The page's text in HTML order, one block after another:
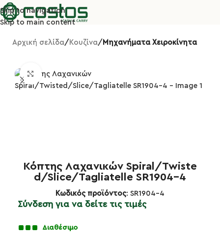
Skip to navigation
Skip to main content
Αρχική σελίδα Κουζίνα Μηχανήματα Χειροκίνητα
Κλικ για μεγέθυνση
Κόπτης Λαχανικών Spiral/Twiste
d/Slice/Tagliatelle SR1904-4
Κωδικός προϊόντος: SR1904-4
Σύνδεση για να δείτε τις τιμές
Διαθέσιμο